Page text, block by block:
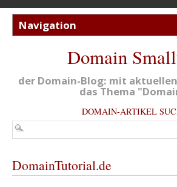
Domain
der Domain-Blog: mit
das Thema
DOMAIN-ARTIKEL
DomainTutorial.de